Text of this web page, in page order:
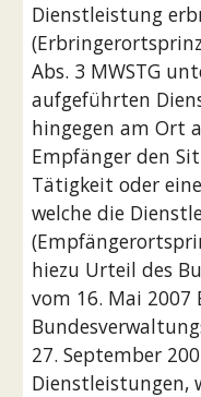
Dienstleistung
Abs. 3 MWSTG
aufgeführten
hingegen am Ort
Empfänger den
Tätigkeit oder
welche die
hiezu Urteil des
vom 16. Mai 2007
27. September
Dienstleistungen,